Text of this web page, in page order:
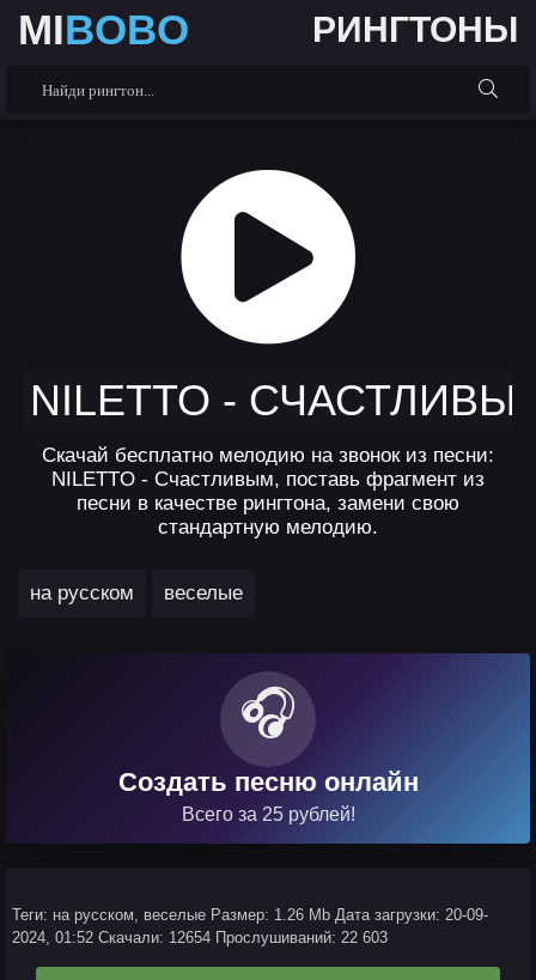
MIBOBO РИНГТОНЫ
NILETTO -
Скачай бесплатно мелодию на звонок из песни:
NILETTO - Счастливым, поставь фрагмент из
песни в качестве рингтона, замени свою
стандартную мелодию.
на русском
веселые
🎧
Создать песню онлайн
Всего за 25 рублей!
Теги: на русском, веселые Размер: 1.26 Mb Дата загрузки: 20-09-
2024, 01:52 Скачали: 12654 Прослушиваний: 22 603